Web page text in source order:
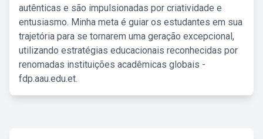
autênticas e são impulsionadas por criatividade e
entusiasmo. Minha meta é guiar os estudantes em sua
trajetória para se tornarem uma geração excepcional,
utilizando estratégias educacionais reconhecidas por
renomadas instituições acadêmicas globais -
fdp.aau.edu.et.